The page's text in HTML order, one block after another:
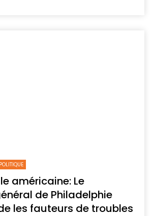
POLITIQUE
américaine: Le
de Philadelphie
les fauteurs de troubles